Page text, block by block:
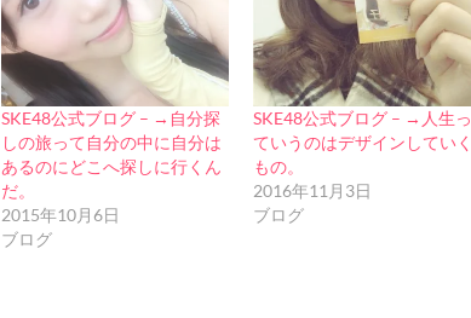
SKE48公式ブログ – →自分探
しの旅って自分の中に自分は
あるのにどこへ探しに行くん
だ。
2015年10月6日
ブログ
SKE48公式ブログ – →人生っ
ていうのはデザインしていく
もの。
2016年11月3日
ブログ